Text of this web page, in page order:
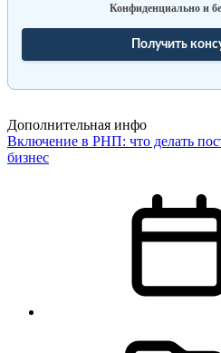
Конфиденциально и
Получить
Дополнительная инфо
Включение в РНП: что делать
бизнес